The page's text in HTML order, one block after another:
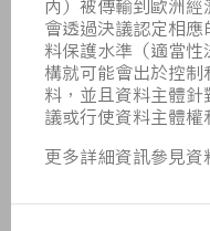
雜誌
可持續性
環境和氣候
社會和公共事務
企業管理